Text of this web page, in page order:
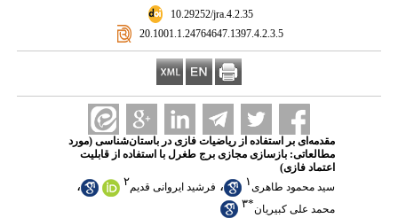
‎ 10.29252/jra.4.2.35
‎ 20.1001.1.24764647.1397.4.2.3.5
مقدمه‌ای بر استفاده از ریاضیات فازی در باستان‌شناسی (مورد
مطالعاتی: بازسازی مجازی برج طغرل با استفاده از قابلیت
اعتماد فازی)
سید محمود طاهری۱ ، فرشید ایروانی قدیم۲ ،
محمد علی کبیریان*۳